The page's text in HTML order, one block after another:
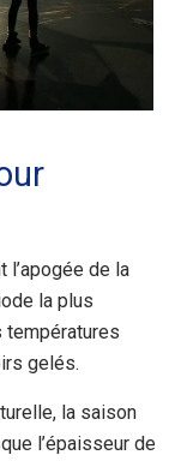
l’apogée de la
la plus
températures
gelés.
la saison
l’épaisseur de